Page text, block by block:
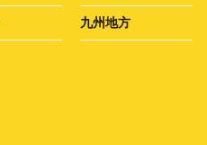
九州地方